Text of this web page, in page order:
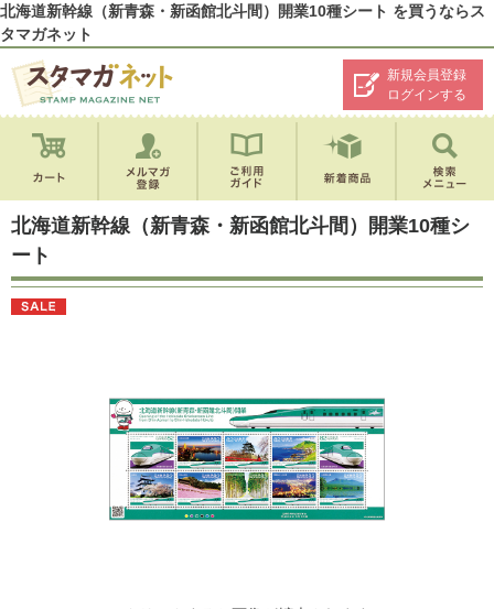
北海道新幹線（新青森・新函館北斗間）開業10種シート を買うならス
タマガネット
新規会員登録
ログインする
北海道新幹線（新青森・新函館北斗間）開業10種シ
ート